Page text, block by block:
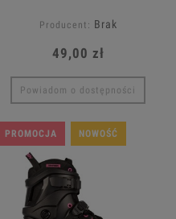
Producent: Brak
49,00 zł
Powiadom o dostępności
PROMOCJA NOWOŚĆ